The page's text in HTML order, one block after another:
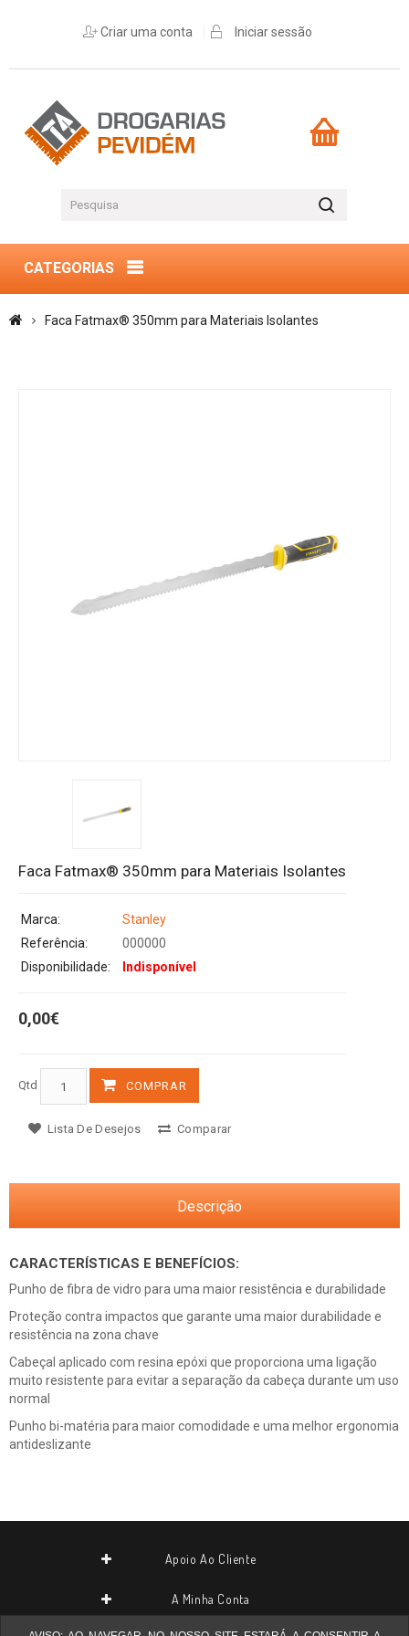
Criar uma conta Iniciar sessão
CATEGORIAS
Faca Fatmax® 350mm para Materiais Isolantes
Faca Fatmax® 350mm para Materiais Isolantes
Marca:
Stanley
Referência:
000000
Disponibilidade:
Indisponível
0,00€
Qtd COMPRAR
Lista De Desejos Comparar
Descrição
CARACTERÍSTICAS E BENEFÍCIOS:
Punho de fibra de vidro para uma maior resistência e durabilidade
Proteção contra impactos que garante uma maior durabilidade e
resistência na zona chave
Cabeçal aplicado com resina epóxi que proporciona uma ligação
muito resistente para evitar a separação da cabeça durante um uso
normal
Punho bi-matéria para maior comodidade e uma melhor ergonomia
antideslizante
Apoio Ao Cliente
A Minha Conta